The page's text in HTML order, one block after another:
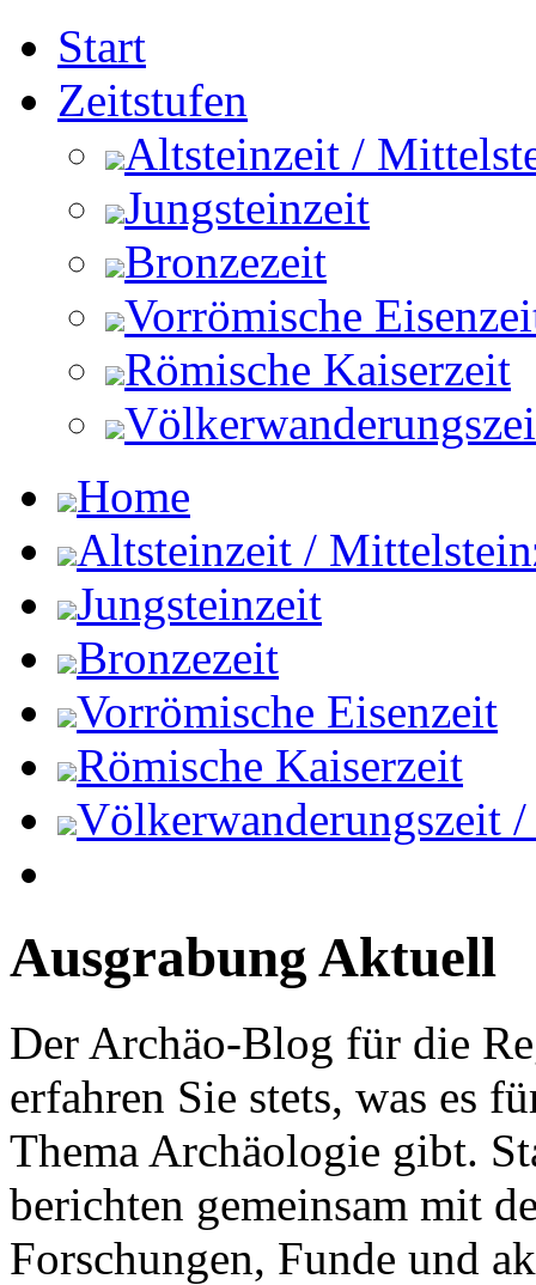
Start
Zeitstufen
Altsteinzeit /
Jungsteinzeit
Bronzezeit
Vorrömische
Römische Kaiserzeit
Home
Altsteinzeit /
Jungsteinzeit
Bronzezeit
Vorrömische Eisenzeit
Römische Kaiserzeit
Völkerwanderungszeit
Ausgrabung Aktuell
Der Archäo-Blog für die
erfahren Sie stets, was es
Thema Archäologie gibt.
berichten gemeinsam mit
Forschungen, Funde und